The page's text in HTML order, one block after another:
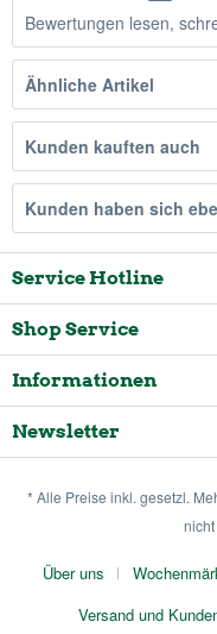
Bewertungen lesen,
Ähnliche Artikel
Kunden kauften auch
Kunden haben sich
Service Hotline
Shop Service
Informationen
Newsletter
* Alle Preise inkl. gesetzl.
Über uns
Versand und